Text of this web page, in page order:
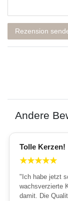
Rezension
Andere
Tolle Kerzen!
★★★★★
"Ich habe jetzt
wachsverzierte
damit. Die